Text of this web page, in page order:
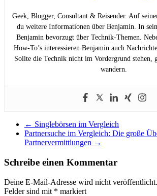
Geek, Blogger, Consultant & Reisender. Auf
du weitere Informationen über Benjamin. In
Benjamin bevorzugt über Technik-Themen.
How-To’s interessieren Benjamin auch
Sollte die Technik nicht im Vordergrund stehen,
wandern.
← Singlebörsen im Vergleich
Partnersuche im Vergleich: Die große
Partnervermittlungen →
Schreibe einen Kommentar
Deine E-Mail-Adresse wird nicht veröffentlicht.
Felder sind mit * markiert